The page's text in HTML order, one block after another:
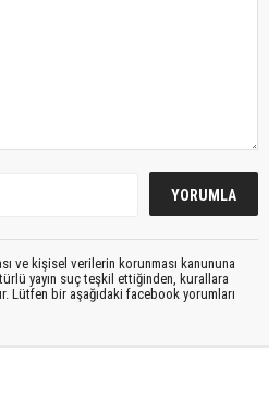
ve kişisel verilerin korunması kanununa
yayın suç teşkil ettiğinden, kurallara
Lütfen bir aşağıdaki facebook yorumları